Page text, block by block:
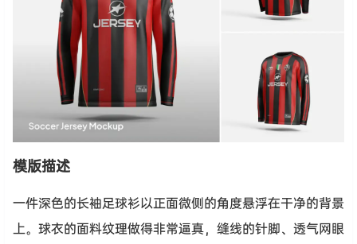
模版描述
一件深色的长袖足球衫以正面微侧的角度悬浮在干净的背景
上。球衣的面料纹理做得非常逼真，缝线的针脚、透气网眼